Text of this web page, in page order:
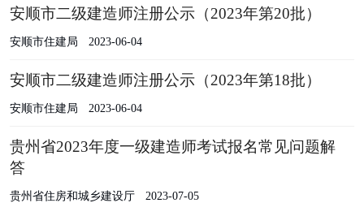
安顺市二级建造师注册公示（2023年第20批）
安顺市住建局 2023-06-04
安顺市二级建造师注册公示（2023年第18批）
安顺市住建局 2023-06-04
贵州省2023年度一级建造师考试报名常见问题解
答
贵州省住房和城乡建设厅 2023-07-05